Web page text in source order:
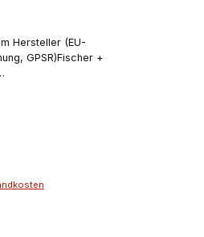
Hersteller (EU-
GPSR)Fischer +